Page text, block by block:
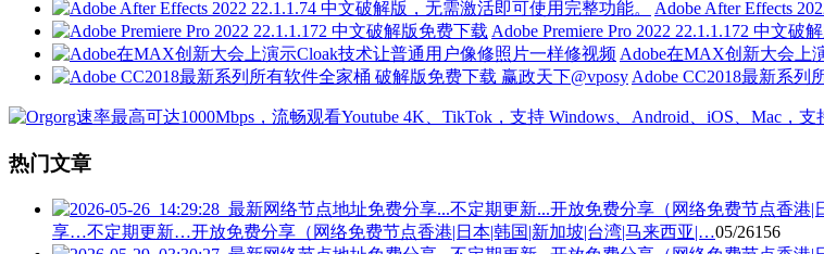
Adobe After Effects
Adobe Premiere Pro 2022 22.1.1.172 中文破
Adobe在MAX创新大会上
Adobe CC2018最新系列
热门文章
享…不定期更新…开放免费分享（网络免费节点香港|日本|韩国|新加坡|台湾|马来西亚|…05/26156